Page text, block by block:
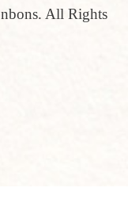
. All Rights